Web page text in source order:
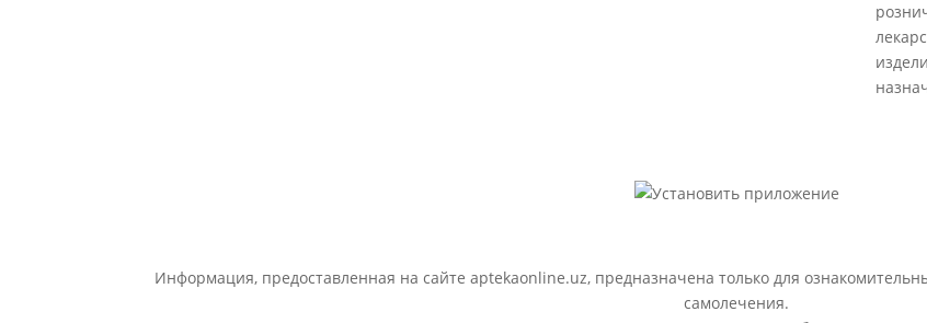
Информация, предоставленная на сайте aptekaonline.uz, предназначена только для
самолечения.